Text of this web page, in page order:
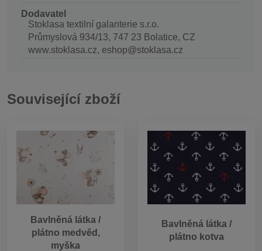
Dodavatel
Stoklasa textilní galanterie s.r.o.
Průmyslová 934/13, 747 23 Bolatice, CZ
www.stoklasa.cz, eshop@stoklasa.cz
Související zboží
Bavlněná látka /
plátno medvěd,
myška
Bavlněná látka /
plátno kotva